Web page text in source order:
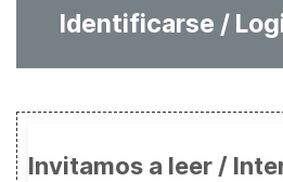
Identificarse /
Invitamos a leer /